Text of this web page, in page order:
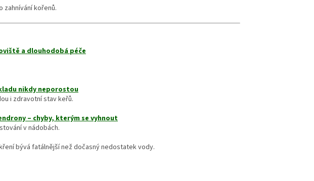
zahnívání kořenů.
a dlouhodobá péče
nikdy neporostou
i zdravotní stav keřů.
– chyby, kterým se vyhnout
v nádobách.
bývá fatálnější než dočasný nedostatek vody.